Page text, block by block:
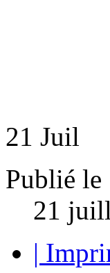
21 Juil
Publié le
21
|